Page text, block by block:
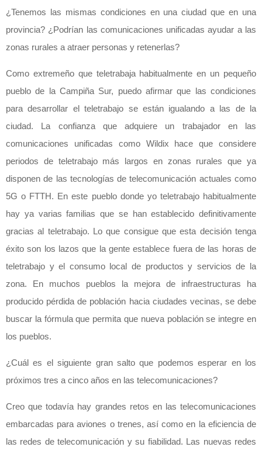
¿Tenemos las mismas condiciones en una ciudad que en una
provincia? ¿Podrían las comunicaciones unificadas ayudar a las
zonas rurales a atraer personas y retenerlas?
Como extremeño que teletrabaja habitualmente en un pequeño
pueblo de la Campiña Sur, puedo afirmar que las condiciones
para desarrollar el teletrabajo se están igualando a las de la
ciudad. La confianza que adquiere un trabajador en las
comunicaciones unificadas como Wildix hace que considere
periodos de teletrabajo más largos en zonas rurales que ya
disponen de las tecnologías de telecomunicación actuales como
5G o FTTH. En este pueblo donde yo teletrabajo habitualmente
hay ya varias familias que se han establecido definitivamente
gracias al teletrabajo. Lo que consigue que esta decisión tenga
éxito son los lazos que la gente establece fuera de las horas de
teletrabajo y el consumo local de productos y servicios de la
zona. En muchos pueblos la mejora de infraestructuras ha
producido pérdida de población hacia ciudades vecinas, se debe
buscar la fórmula que permita que nueva población se integre en
los pueblos.
¿Cuál es el siguiente gran salto que podemos esperar en los
próximos tres a cinco años en las telecomunicaciones?
Creo que todavía hay grandes retos en las telecomunicaciones
embarcadas para aviones o trenes, así como en la eficiencia de
las redes de telecomunicación y su fiabilidad. Las nuevas redes